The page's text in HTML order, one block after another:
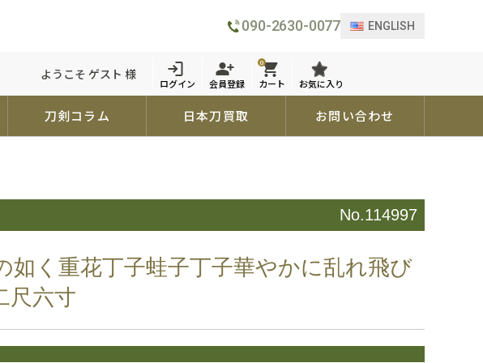
090-2630-0077 ENGLISH
ようこそ ゲスト 様
ログイン 会員登録
0
カート お気に入り
刀剣コラム 日本刀買取 お問い合わせ
No.114997
如く重花丁子蛙子丁子華やかに乱れ飛び
尺六寸